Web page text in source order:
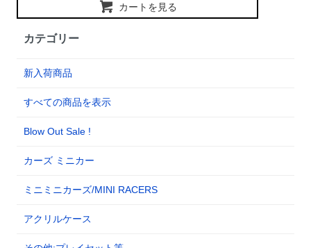
カートを見る
カテゴリー
新入荷商品
すべての商品を表示
Blow Out Sale !
カーズ ミニカー
ミニミニカーズ/MINI RACERS
アクリルケース